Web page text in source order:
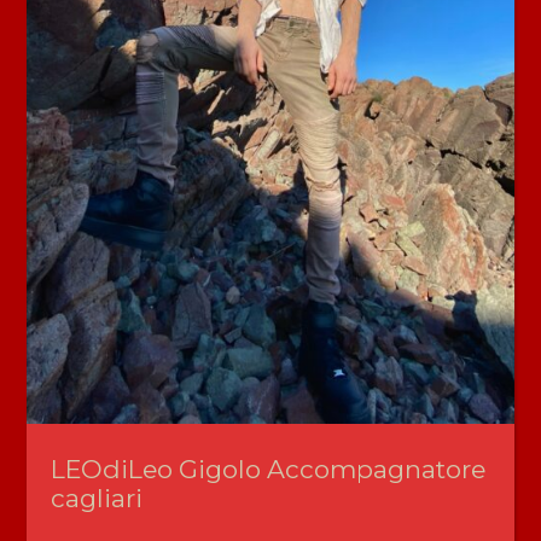
LEOdiLeo Gigolo Accompagnatore
cagliari